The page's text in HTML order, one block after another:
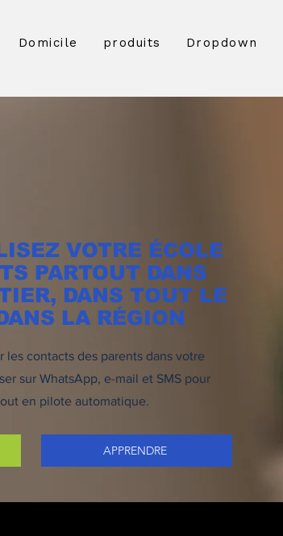
Domicile produits Dropdown
VOTRE ÉCOLE
PARTOUT DANS
DANS TOUT LE
LA RÉGION
les contacts des parents dans votre
sur WhatsApp, e-mail et SMS pour
en pilote automatique.
APPRENDRE